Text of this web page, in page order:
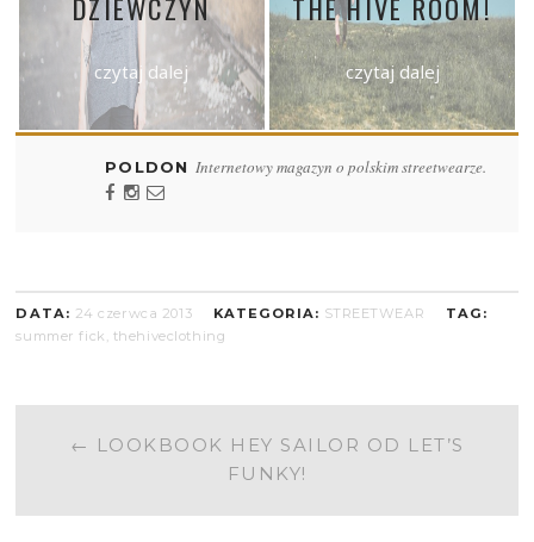
czytaj dalej czytaj dalej
POLDONInternetowy magazyn o polskim streetwearze.
DATA: 24 czerwca 2013 KATEGORIA: STREETWEAR
TAG:
summer fick thehiveclothing
POST
NAVIGATION
← LOOKBOOK HEY SAILOR OD LET’S
FUNKY!